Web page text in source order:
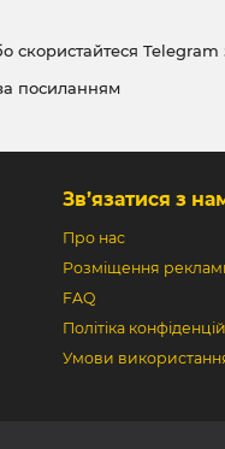
скористайтеся
посиланням
Зв’язатися з
Про нас
Розміщення
FAQ
Політіка
Умови